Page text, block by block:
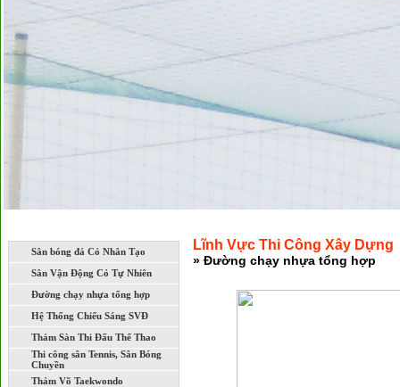
Sân bóng đá Cỏ Nhân Tạo
Sân Vận Động Cỏ Tự Nhiên
Đường chạy nhựa tổng hợp
Hệ Thống Chiếu Sáng SVĐ
Thảm Sàn Thi Đấu Thể Thao
Thi công sân Tennis, Sân Bóng
Chuyền
Thảm Võ Taekwondo
Lĩnh Vực Thi Công Xây Dựng
» Đường chạy nhựa tổng hợp